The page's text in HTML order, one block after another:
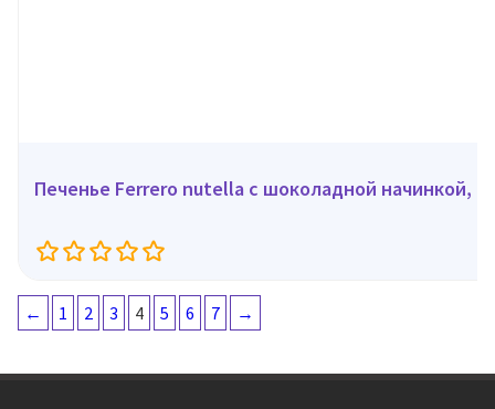
Печенье Ferrero nutella с шоколадной начинкой,
← 1 2 3 4 5 6 7 →